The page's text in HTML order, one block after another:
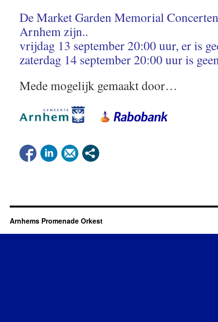
De Market Garden Memorial
Arnhem zijn..
vrijdag 13 september 20:00 uur, er is
zaterdag 14 september 20:00 uur is
Mede mogelijk gemaakt door…
Arnhems Promenade Orkest